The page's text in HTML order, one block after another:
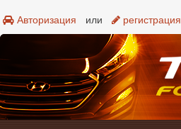
Авторизация или регистрация